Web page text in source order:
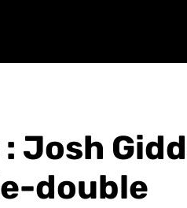
Josh
double